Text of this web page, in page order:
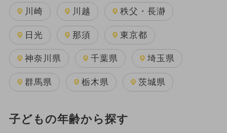
川崎 川越 秩父・長瀞
日光 那須 東京都
神奈川県 千葉県 埼玉県
群馬県 栃木県 茨城県
子どもの年齢から探す